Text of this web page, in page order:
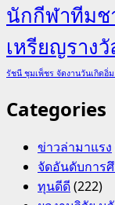
นักกีฬาทีมช
เหรียญราง
รัชนี ชุมเพ็ชร จัดงานวันเกิดอิ่
Categories
ข่าวล่ามาแรง
จัดอันดับการ
ทุนดีดี(222)